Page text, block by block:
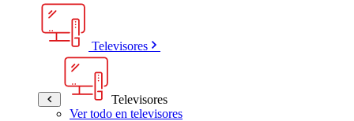
Televisores
Televisores
Ver todo en televisores